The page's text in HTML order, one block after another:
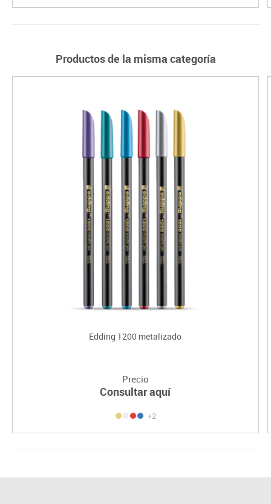
Productos de la misma categoría
Edding 1200 metalizado
Precio
Consultar aquí
+2